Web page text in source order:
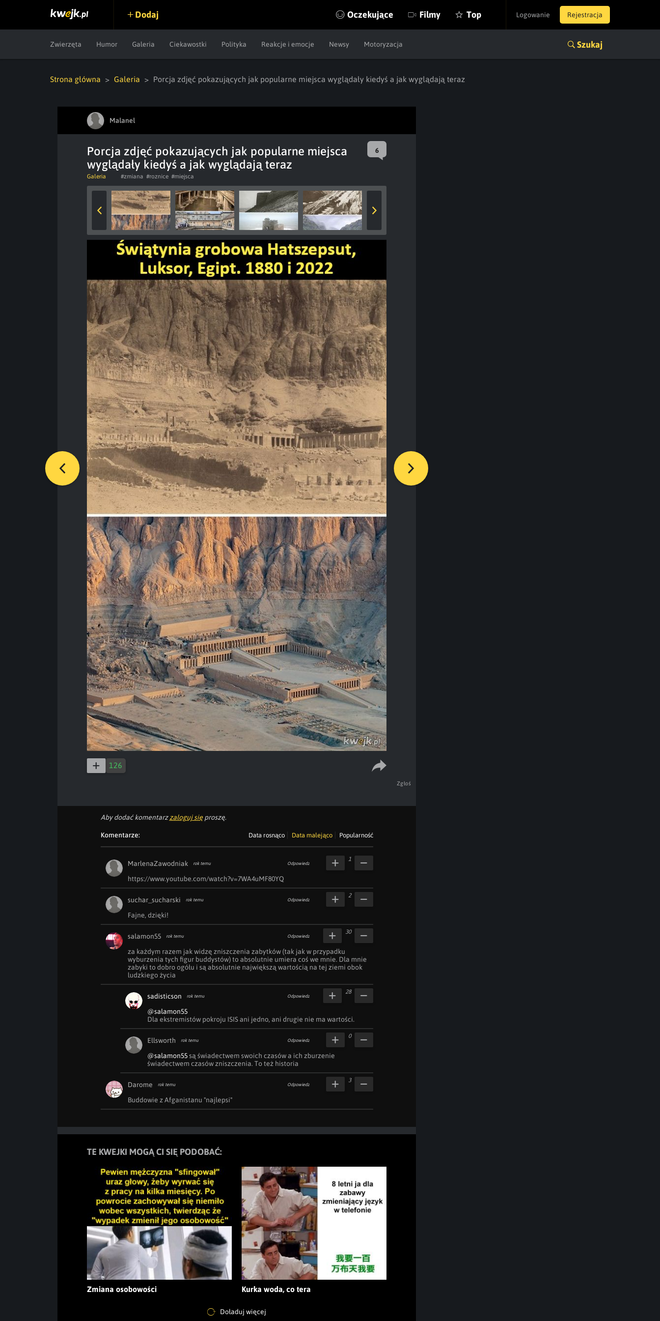
Logowanie Rejestracja
Dodaj Oczekujące Filmy Top
Zwierzęta Humor Galeria Ciekawostki Polityka Reakcje i emocje Newsy Motoryzacja Szukaj
Strona główna Galeria Porcja zdjęć pokazujących jak popularne miejsca wyglądały kiedyś a jak wyglądają teraz
Malanel
Porcja zdjęć pokazujących jak popularne miejsca
wyglądały kiedyś a jak wyglądają teraz
6
Galeria #zmiana #roznice #miejsca
126
Zgłoś
Aby dodać komentarzzaloguj sięproszę.
Komentarze: Data rosnąco Data malejąco Popularność
MarlenaZawodniak rok temu Odpowiedz
https://www.youtube.com/watch?v=7WA4uMF80YQ
1
suchar_sucharski rok temu Odpowiedz
Fajne, dzięki!
2
salamon55 rok temu Odpowiedz
za każdym razem jak widzę zniszczenia zabytków (tak jak w przypadku
wyburzenia tych figur buddystów) to absolutnie umiera coś we mnie. Dla mnie
zabyki to dobro ogółu i są absolutnie największą wartością na tej ziemi obok
ludzkiego życia
30
sadisticson rok temu Odpowiedz
@salamon55
Dla ekstremistów pokroju ISIS ani jedno, ani drugie nie ma wartości.
28
Ellsworth rok temu Odpowiedz
@salamon55 są świadectwem swoich czasów a ich zburzenie
świadectwem czasów zniszczenia. To też historia
0
Darome rok temu Odpowiedz
Buddowie z Afganistanu "najlepsi"
3
TE KWEJKI MOGĄ CI SIĘ PODOBAĆ:
Zmiana osobowości Kurka woda, co tera
Doładuj więcej